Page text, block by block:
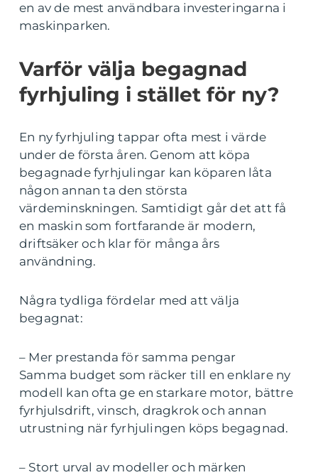
en av de mest användbara investeringarna i
maskinparken.
Varför välja begagnad
fyrhjuling i stället för ny?
En ny fyrhjuling tappar ofta mest i värde
under de första åren. Genom att köpa
begagnade fyrhjulingar kan köparen låta
någon annan ta den största
värdeminskningen. Samtidigt går det att få
en maskin som fortfarande är modern,
driftsäker och klar för många års
användning.
Några tydliga fördelar med att välja
begagnat:
– Mer prestanda för samma pengar
Samma budget som räcker till en enklare ny
modell kan ofta ge en starkare motor, bättre
fyrhjulsdrift, vinsch, dragkrok och annan
utrustning när fyrhjulingen köps begagnad.
– Stort urval av modeller och märken